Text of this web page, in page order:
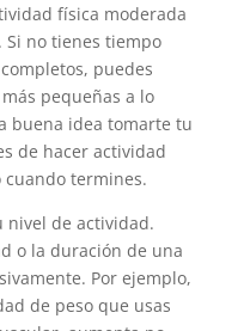
física moderada
no tienes tiempo
puedes
pequeñas a lo
buena idea tomarte tu
de hacer actividad
termines.
nivel de actividad.
o la duración de una
Por ejemplo,
de peso que usas